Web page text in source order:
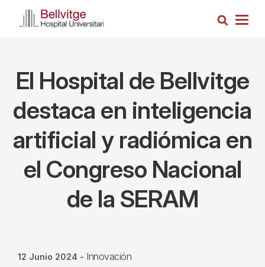
Busca
El Hospital de Bellvitge
destaca en inteligencia
artificial y radiómica en
el Congreso Nacional
de la SERAM
12 Junio 2024 - Innovación